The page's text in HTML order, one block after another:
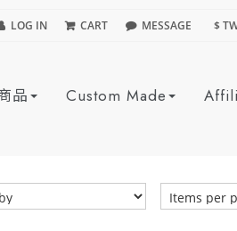
LOG IN CART MESSAGE $
品 Custom Made